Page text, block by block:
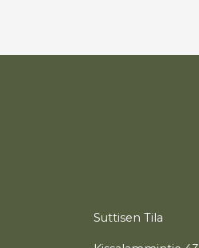
Suttisen Tila